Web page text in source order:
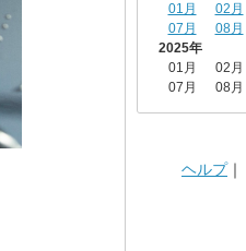
01月
02月
07月
08月
2025年
01月
02月
07月
08月
ヘルプ｜